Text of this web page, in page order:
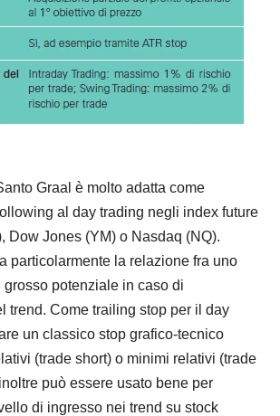
Graal è molto adatta come
al day trading negli index future
Dow Jones (YM) o Nasdaq (NQ).
particolarmente la relazione fra uno
potenziale in caso di
trend. Come trailing stop per il day
un classico stop grafico-tecnico
(trade short) o minimi relativi (trade
può essere usato bene per
di ingresso nei trend su stock